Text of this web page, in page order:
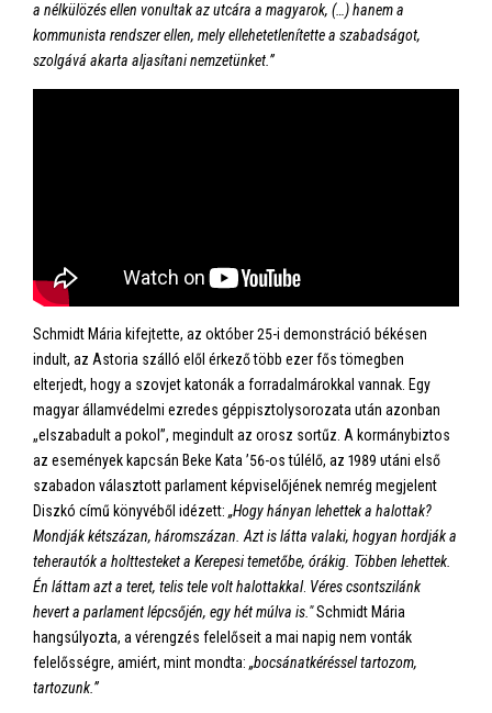
a nélkülözés ellen vonultak az utcára a magyarok, (…) hanem a
kommunista rendszer ellen, mely ellehetetlenítette a szabadságot,
szolgává akarta aljasítani nemzetünket.”
Schmidt Mária kifejtette, az október 25-i demonstráció békésen
indult, az Astoria szálló elől érkező több ezer fős tömegben
elterjedt, hogy a szovjet katonák a forradalmárokkal vannak. Egy
magyar államvédelmi ezredes géppisztolysorozata után azonban
„elszabadult a pokol”, megindult az orosz sortűz. A kormánybiztos
az események kapcsán Beke Kata ’56-os túlélő, az 1989 utáni első
szabadon választott parlament képviselőjének nemrég megjelent
Diszkó című könyvéből idézett: „Hogy hányan lehettek a halottak?
Mondják kétszázan, háromszázan. Azt is látta valaki, hogyan hordják a
teherautók a holttesteket a Kerepesi temetőbe, órákig. Többen lehettek.
Én láttam azt a teret, telis tele volt halottakkal. Véres csontszilánk
hevert a parlament lépcsőjén, egy hét múlva is."Schmidt Mária
hangsúlyozta, a vérengzés felelőseit a mai napig nem vonták
felelősségre, amiért, mint mondta: „bocsánatkéréssel tartozom,
tartozunk.”